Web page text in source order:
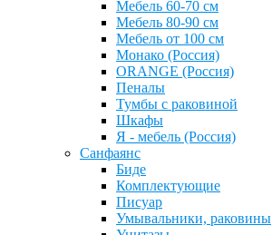
Мебель 60-70 см
Мебель 80-90 см
Мебель от 100 см
Монако (Россия)
ОRANGE (Россия)
Пеналы
Тумбы с раковиной
Шкафы
Я - мебель (Россия)
Санфаянс
Биде
Комплектующие
Писуар
Умывальники, раковины